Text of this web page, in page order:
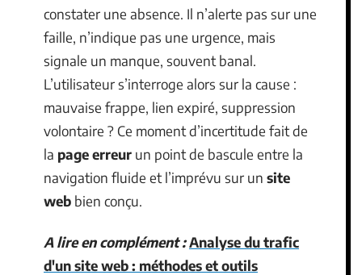
constater une absence. Il n’alerte pas sur une
faille, n’indique pas une urgence, mais
signale un manque, souvent banal.
L’utilisateur s’interroge alors sur la cause :
mauvaise frappe, lien expiré, suppression
volontaire ? Ce moment d’incertitude fait de
la page erreur un point de bascule entre la
navigation fluide et l’imprévu sur un site
web bien conçu.
A lire en complément :Analyse du trafic
d'un site web : méthodes et outils